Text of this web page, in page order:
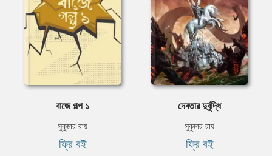
বাজে গল্প ১
সুকুমার রায়
ফ্রি বই
দেবতার দুর্বুদ্ধি
সুকুমার রায়
ফ্রি বই